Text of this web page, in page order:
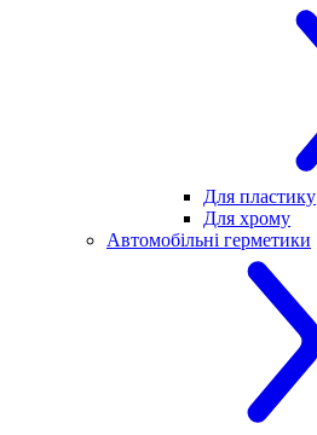
Для пластику
Для хрому
Автомобільні герметики